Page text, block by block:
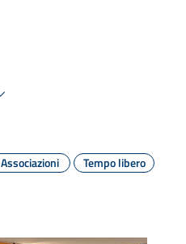
Associazioni Tempo libero